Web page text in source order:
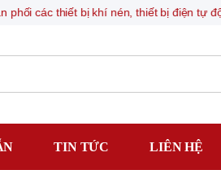
các thiết bị khí nén, thiết bị điện tự động
TIN TỨC LIÊN HỆ